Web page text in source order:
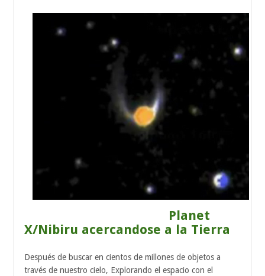
Planet
X/Nibiru acercandose a la Tierra
Después de buscar en cientos de millones de objetos a
través de nuestro cielo, Explorando el espacio con el